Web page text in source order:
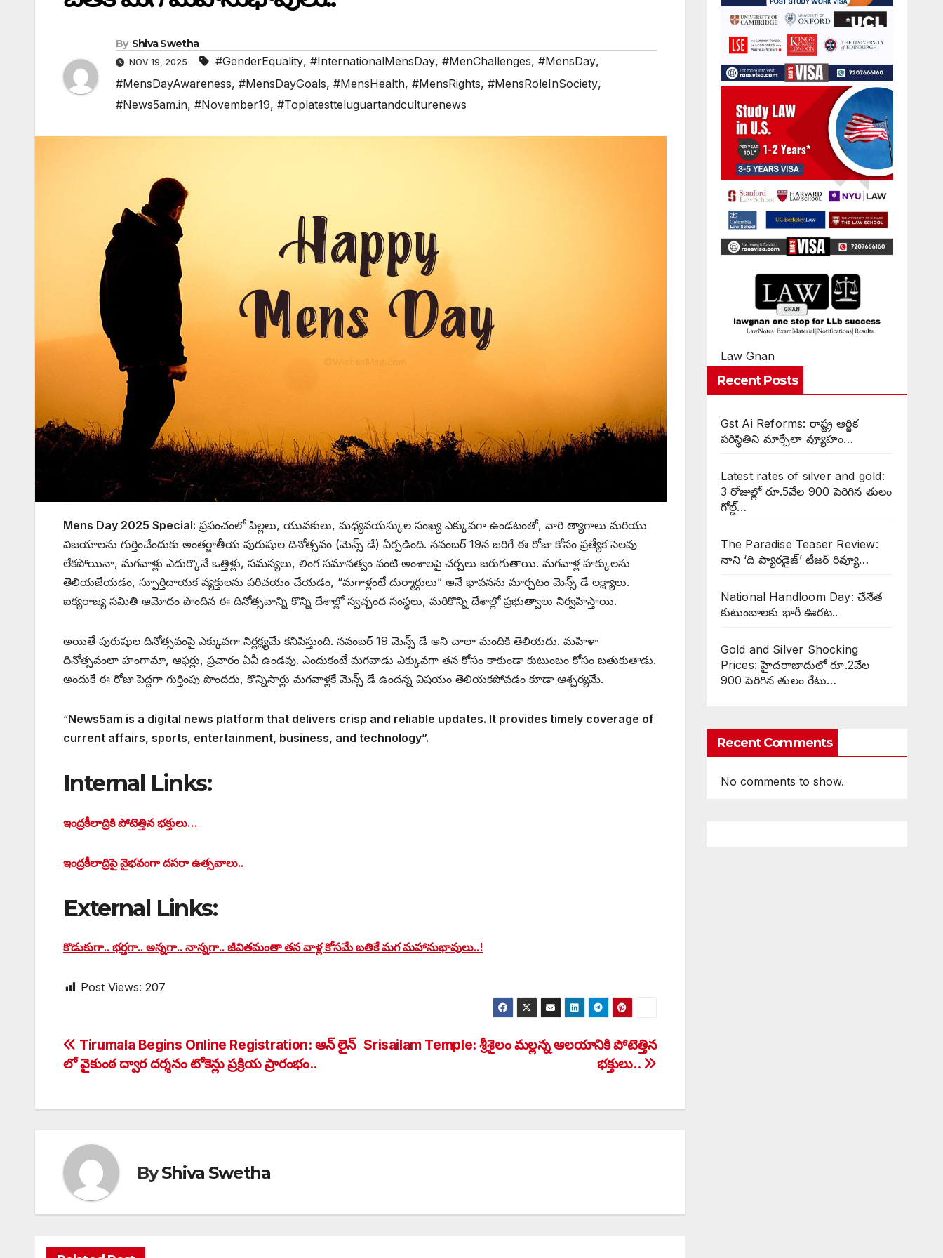
By Shiva Swetha
NOV 19, 2025 #GenderEquality, #InternationalMensDay, #MenChallenges, #MensDay,
#MensDayAwareness, #MensDayGoals, #MensHealth, #MensRights, #MensRoleInSociety,
#News5am.in, #November19, #Toplatestteluguartandculturenews
Mens Day 2025 Special: ప్రపంచంలో పిల్లలు, యువకులు, మధ్యవయస్కుల సంఖ్య ఎక్కువగా ఉండటంతో, వారి త్యాగాలు మరియు
విజయాలను గుర్తించేందుకు అంతర్జాతీయ పురుషుల దినోత్సవం (మెన్స్ డే) ఏర్పడింది. నవంబర్ 19న జరిగే ఈ రోజు కోసం ప్రత్యేక సెలవు
లేకపోయినా, మగవాళ్లు ఎదుర్కొనే ఒత్తిళ్లు, సమస్యలు, లింగ సమానత్వం వంటి అంశాలపై చర్చలు జరుగుతాయి. మగవాళ్ల హక్కులను
తెలియజేయడం, స్ఫూర్తిదాయక వ్యక్తులను పరిచయం చేయడం, “మగాళ్లంటే దుర్మార్గులు” అనే భావనను మార్చటం మెన్స్ డే లక్ష్యాలు.
ఐక్యరాజ్య సమితి ఆమోదం పొందిన ఈ దినోత్సవాన్ని కొన్ని దేశాల్లో స్వచ్ఛంద సంస్థలు, మరికొన్ని దేశాల్లో ప్రభుత్వాలు నిర్వహిస్తాయి.
అయితే పురుషుల దినోత్సవంపై ఎక్కువగా నిర్లక్ష్యమే కనిపిస్తుంది. నవంబర్ 19 మెన్స్ డే అని చాలా మందికి తెలియదు. మహిళా
దినోత్సవంలా హంగామా, ఆఫర్లు, ప్రచారం ఏవీ ఉండవు. ఎందుకంటే మగవాడు ఎక్కువగా తన కోసం కాకుండా కుటుంబం కోసం బతుకుతాడు.
అందుకే ఈ రోజు పెద్దగా గుర్తింపు పొందదు, కొన్నిసార్లు మగవాళ్లకే మెన్స్ డే ఉందన్న విషయం తెలియకపోవడం కూడా ఆశ్చర్యమే.
“News5am is a digital news platform that delivers crisp and reliable updates. It provides timely coverage of
current affairs, sports, entertainment, business, and technology”.
Internal Links:
ఇంద్రకీలాద్రికి పోటెత్తిన భక్తులు…
ఇంద్రకీలాద్రిపై వైభవంగా దసరా ఉత్సవాలు..
External Links:
కొడుకుగా.. భర్తగా.. అన్నగా.. నాన్నగా.. జీవితమంతా తన వాళ్ల కోసమే బతికే మగ మహానుభావులు..!
Post Views: 207
Post
navigation
Srisailam Temple: శ్రీశైలం మల్లన్న ఆలయానికి పోటెత్తిన
భక్తులు..
Tirumala Begins Online Registration: ఆన్ లైన్
లో వైకుంఠ ద్వార దర్శనం టోకెన్లు ప్రక్రియ ప్రారంభం..
ByShiva Swetha
Law Gnan
Recent Posts
Gst Ai Reforms: రాష్ట్ర ఆర్థిక
పరిస్థితిని మార్చేలా వ్యూహం…
Latest rates of silver and gold:
3 రోజుల్లో రూ.5వేల 900 పెరిగిన తులం
గోల్డ్…
The Paradise Teaser Review:
నాని ‘ది ప్యారడైజ్’ టీజర్ రివ్యూ…
National Handloom Day: చేనేత
కుటుంబాలకు భారీ ఊరట..
Gold and Silver Shocking
Prices: హైదరాబాదులో రూ.2వేల
900 పెరిగిన తులం రేటు…
Recent Comments
No comments to show.